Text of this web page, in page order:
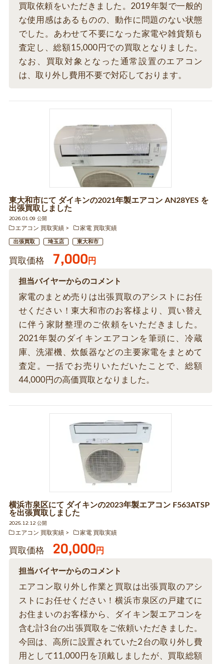
買取依頼をいただきました。2019年製で一般的
な使用感はあるものの、動作に問題のない状態
でした。あわせて不要になった家電や雑貨類も
査定し、総額15,000円での買取となりました。
なお、買取対象となった通常設置のエアコン
は、取り外し費用不要で対応しております。
東大和市にて ダイキンの2021年製エアコン AN28YES を
出張買取しました
2026.01.09 公開
エアコン 買取実績
家電 買取実績
出張買取 埼玉店 東大和市
買取価格 7,000円
担当バイヤーからのコメント
家電のまとめ売りは出張買取のアシストにお任
せください！東大和市のお客様より、買い替え
に伴う家財整理のご依頼をいただきました。
2021年製のダイキンエアコンを筆頭に、冷蔵
庫、洗濯機、炊飯器などの主要家電をまとめて
査定。一括でお売りいただいたことで、総額
44,000円の高価買取となりました。
横浜市泉区にて ダイキンの2023年製エアコン F563ATSP
を出張買取しました
2025.12.12 公開
エアコン 買取実績
家電 買取実績
買取価格 20,000円
担当バイヤーからのコメント
エアコン取り外し作業と買取は出張買取のアシ
ストにお任せください！横浜市泉区の戸建てに
お住まいのお客様から、ダイキン製エアコンを
含む計3台の出張買取をご依頼いただきました。
今回は、高所に設置されていた2台の取り外し費
用として11,000円を頂戴しましたが、買取総額